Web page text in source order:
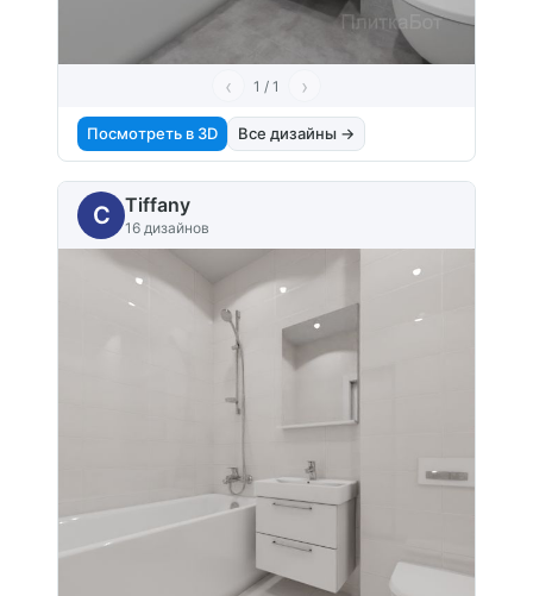
‹ 1 / 1 ›
Посмотреть в 3D Все дизайны →
C Tiffany
16 дизайнов